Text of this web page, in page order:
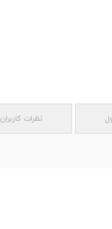
نظرات کاربران